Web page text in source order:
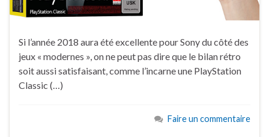
Si l’année 2018 aura été excellente pour Sony du côté des
jeux « modernes », on ne peut pas dire que le bilan rétro
soit aussi satisfaisant, comme l’incarne une PlayStation
Classic (…)
Faire un commentaire